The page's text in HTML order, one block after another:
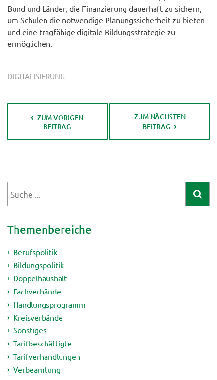
Bund und Länder, die Finanzierung dauerhaft zu sichern,
um Schulen die notwendige Planungssicherheit zu bieten
und eine tragfähige digitale Bildungsstrategie zu
ermöglichen.
DIGITALISIERUNG
ZUM VORIGEN
BEITRAG
ZUM NÄCHSTEN
BEITRAG
Themenbereiche
Berufspolitik
Bildungspolitik
Doppelhaushalt
Fachverbände
Handlungsprogramm
Kreisverbände
Sonstiges
Tarifbeschäftigte
Tarifverhandlungen
Verbeamtung